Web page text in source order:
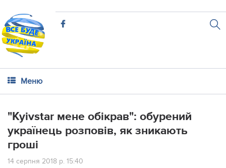
Меню
"Kyivstar мене обікрав": обурений
українець розповів, як зникають
гроші
14 серпня 2018 р. 15:40